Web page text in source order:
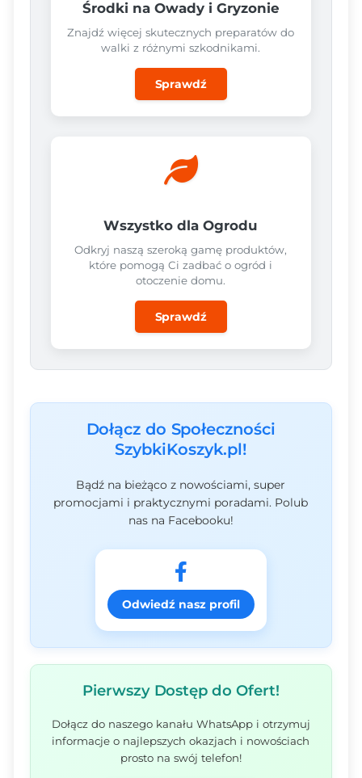
Środki na Owady i Gryzonie
Znajdź więcej skutecznych preparatów do
walki z różnymi szkodnikami.
Sprawdź
Wszystko dla Ogrodu
Odkryj naszą szeroką gamę produktów,
które pomogą Ci zadbać o ogród i
otoczenie domu.
Sprawdź
Dołącz do Społeczności
SzybkiKoszyk.pl!
Bądź na bieżąco z nowościami, super
promocjami i praktycznymi poradami. Polub
nas na Facebooku!
Odwiedź nasz profil
Pierwszy Dostęp do Ofert!
Dołącz do naszego kanału WhatsApp i otrzymuj
informacje o najlepszych okazjach i nowościach
prosto na swój telefon!